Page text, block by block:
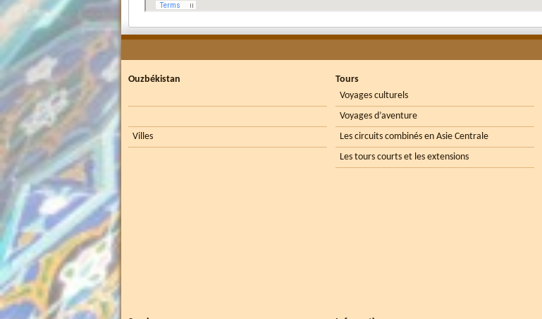
Ouzbékistan
Villes
Tours
Voyages culturels
Voyages d’aventure
Les circuits combinés en Asie Centrale
Les tours courts et les extensions